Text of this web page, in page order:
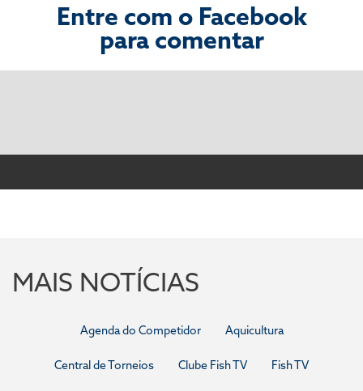
Entre com o Facebook
para comentar
MAIS NOTÍCIAS
Agenda do Competidor Aquicultura
Central de Torneios Clube Fish TV Fish TV